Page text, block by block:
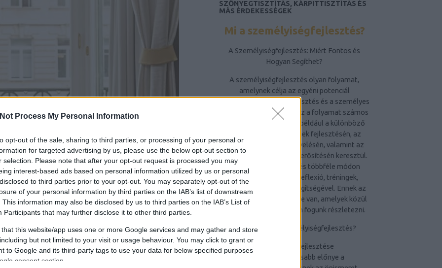
Process My Personal Information
opt-out of the sale, sharing to third parties, or processing of your personal or
for targeted advertising by us, please use the below opt-out section to
selection. Please note that after your opt-out request is processed you may
interest-based ads based on personal information utilized by us or personal
to third parties prior to your opt-out. You may separately opt-out of the
of your personal information by third parties on the IAB’s list of downstream
This information may also be disclosed by us to third parties on the IAB’s List of
Participants that may further disclose it to other third parties.
that this website/app uses one or more Google services and may gather and store
but not limited to your visit or usage behaviour. You may click to grant or
to Google and its third-party tags to use your data for below specified purposes
consent section.
SZŐNYEGTISZTÍTÁS, KÁRPITTISZTÍTÁS ÉS
MÁS ÉRDEKESSÉGEK
Mi a személyiségfejlesztés?
A Személyiségfejlesztés: Miért Fontos és
Hogyan Segíthet?
A személyiségfejlesztés olyan folyamat,
amelynek célja az egyéni potenciál
felszabadítása, az önfejlesztés és a személyes
növekedés elősegítése. Ez a folyamat számos
módon megvalósulhat, például a különböző
készségek és képességek fejlesztésén, az
érzelmi intelligencia növelésén, valamint az
önismeret és önbizalom erősítésén keresztül.
A személyiségfejlesztés többféle módon
történhet, például önreflexió, tréningek,
coaching vagy terápia segítségével. Ennek az
eljárásnak számos előnye van, amelyek közül
néhányat az alábbiakban fogunk részletezni.
Miért Fontos a Személyiségfejlesztés?
1. Önismeret Fejlesztése
Az egyik legfontosabb előnye a